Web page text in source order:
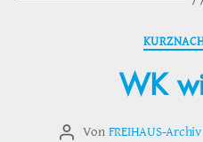
WK
Beitragsautor
Von FREIHAUS-Archiv